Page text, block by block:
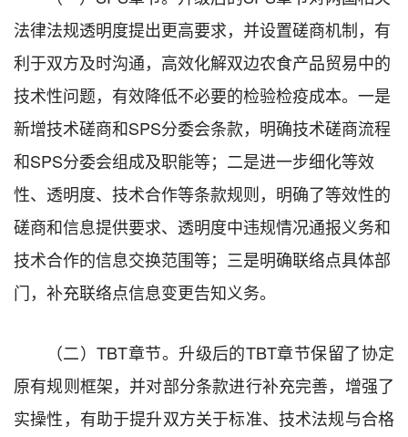
法律法规透明度提出更高要求，并设置磋商机制，有
利于双方及时沟通，高效化解双边农食产品贸易中的
技术性问题，有效降低不必要的检验检疫成本。一是
新增技术磋商和SPS分委会条款，明确技术磋商流程
和SPS分委会组成及职能等；二是进一步细化等效
性、透明度、技术合作等条款规则，明确了等效性的
磋商和信息提供要求、透明度中违规情况通报义务和
技术合作的信息交换范围等；三是明确联络点具体部
门，补充联络点信息变更告知义务。
（二）TBT章节。升级后的TBT章节保留了协定
原有规则框架，并对部分条款进行补充完善，增强了
实操性，有助于提升双方关于标准、技术法规与合格